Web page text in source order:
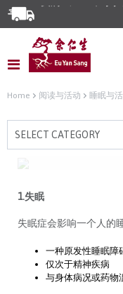
Home 阅读与活动 睡眠与
SELECT CATEGORY
1.失眠
失眠症会影响一个人的
一种原发性睡眠障
仅次于精神疾病
与身体病况或药物